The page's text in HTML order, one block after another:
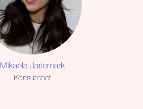
Mikaela Jarlemark
Konsultchef